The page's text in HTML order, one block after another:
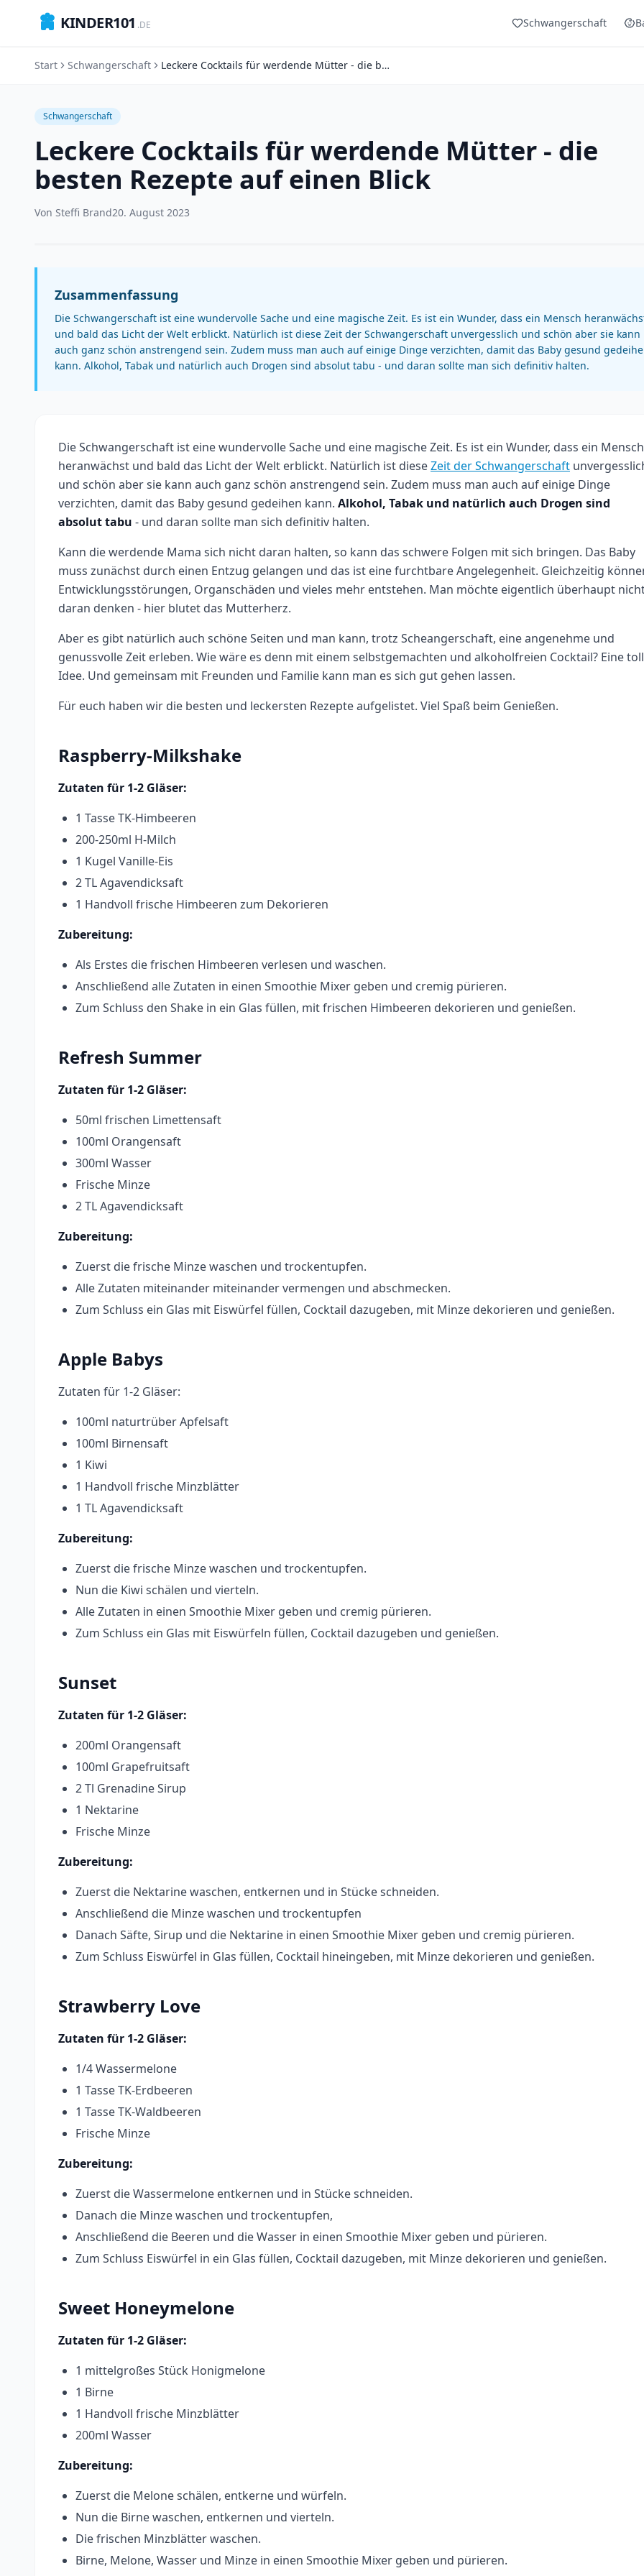
KINDER101 .DE Schwangerschaft
Start Schwangerschaft Leckere Cocktails für werdende Mütter - die besten Rezepte auf einen Blick
Schwangerschaft
Leckere Cocktails für werdende Mütter - die
besten Rezepte auf einen Blick
Von Steffi Brand20. August 2023
Zusammenfassung
Die Schwangerschaft ist eine wundervolle Sache und eine magische Zeit. Es ist ein Wunder, dass ein Mensch
und bald das Licht der Welt erblickt. Natürlich ist diese Zeit der Schwangerschaft unvergesslich und schön aber sie kann
auch ganz schön anstrengend sein. Zudem muss man auch auf einige Dinge verzichten, damit das Baby gesund
kann. Alkohol, Tabak und natürlich auch Drogen sind absolut tabu - und daran sollte man sich definitiv halten.
Die Schwangerschaft ist eine wundervolle Sache und eine magische Zeit. Es ist ein Wunder, dass ein Mensch
heranwächst und bald das Licht der Welt erblickt. Natürlich ist dieseZeit der Schwangerschaft
und schön aber sie kann auch ganz schön anstrengend sein. Zudem muss man auch auf einige Dinge
verzichten, damit das Baby gesund gedeihen kann. Alkohol, Tabak und natürlich auch Drogen sind
absolut tabu - und daran sollte man sich definitiv halten.
Kann die werdende Mama sich nicht daran halten, so kann das schwere Folgen mit sich bringen. Das Baby
muss zunächst durch einen Entzug gelangen und das ist eine furchtbare Angelegenheit. Gleichzeitig
Entwicklungsstörungen, Organschäden und vieles mehr entstehen. Man möchte eigentlich überhaupt
daran denken - hier blutet das Mutterherz.
Aber es gibt natürlich auch schöne Seiten und man kann, trotz Scheangerschaft, eine angenehme und
genussvolle Zeit erleben. Wie wäre es denn mit einem selbstgemachten und alkoholfreien Cocktail? Eine
Idee. Und gemeinsam mit Freunden und Familie kann man es sich gut gehen lassen.
Für euch haben wir die besten und leckersten Rezepte aufgelistet. Viel Spaß beim Genießen.
Raspberry-Milkshake
Zutaten für 1-2 Gläser:
1 Tasse TK-Himbeeren
200-250ml H-Milch
1 Kugel Vanille-Eis
2 TL Agavendicksaft
1 Handvoll frische Himbeeren zum Dekorieren
Zubereitung:
Als Erstes die frischen Himbeeren verlesen und waschen.
Anschließend alle Zutaten in einen Smoothie Mixer geben und cremig pürieren.
Zum Schluss den Shake in ein Glas füllen, mit frischen Himbeeren dekorieren und genießen.
Refresh Summer
Zutaten für 1-2 Gläser:
50ml frischen Limettensaft
100ml Orangensaft
300ml Wasser
Frische Minze
2 TL Agavendicksaft
Zubereitung:
Zuerst die frische Minze waschen und trockentupfen.
Alle Zutaten miteinander miteinander vermengen und abschmecken.
Zum Schluss ein Glas mit Eiswürfel füllen, Cocktail dazugeben, mit Minze dekorieren und genießen.
Apple Babys
Zutaten für 1-2 Gläser:
100ml naturtrüber Apfelsaft
100ml Birnensaft
1 Kiwi
1 Handvoll frische Minzblätter
1 TL Agavendicksaft
Zubereitung:
Zuerst die frische Minze waschen und trockentupfen.
Nun die Kiwi schälen und vierteln.
Alle Zutaten in einen Smoothie Mixer geben und cremig pürieren.
Zum Schluss ein Glas mit Eiswürfeln füllen, Cocktail dazugeben und genießen.
Sunset
Zutaten für 1-2 Gläser:
200ml Orangensaft
100ml Grapefruitsaft
2 Tl Grenadine Sirup
1 Nektarine
Frische Minze
Zubereitung:
Zuerst die Nektarine waschen, entkernen und in Stücke schneiden.
Anschließend die Minze waschen und trockentupfen
Danach Säfte, Sirup und die Nektarine in einen Smoothie Mixer geben und cremig pürieren.
Zum Schluss Eiswürfel in Glas füllen, Cocktail hineingeben, mit Minze dekorieren und genießen.
Strawberry Love
Zutaten für 1-2 Gläser:
1/4 Wassermelone
1 Tasse TK-Erdbeeren
1 Tasse TK-Waldbeeren
Frische Minze
Zubereitung:
Zuerst die Wassermelone entkernen und in Stücke schneiden.
Danach die Minze waschen und trockentupfen,
Anschließend die Beeren und die Wasser in einen Smoothie Mixer geben und pürieren.
Zum Schluss Eiswürfel in ein Glas füllen, Cocktail dazugeben, mit Minze dekorieren und genießen.
Sweet Honeymelone
Zutaten für 1-2 Gläser:
1 mittelgroßes Stück Honigmelone
1 Birne
1 Handvoll frische Minzblätter
200ml Wasser
Zubereitung:
Zuerst die Melone schälen, entkerne und würfeln.
Nun die Birne waschen, entkernen und vierteln.
Die frischen Minzblätter waschen.
Birne, Melone, Wasser und Minze in einen Smoothie Mixer geben und pürieren.